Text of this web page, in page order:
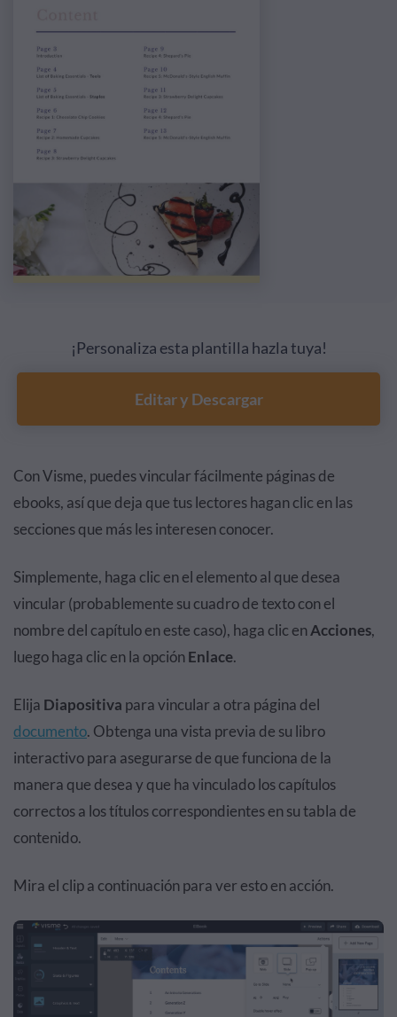
¡Personaliza esta plantilla hazla tuya!
Editar y Descargar
Con Visme, puedes vincular fácilmente páginas de
ebooks, así que deja que tus lectores hagan clic en las
secciones que más les interesen conocer.
Simplemente, haga clic en el elemento al que desea
vincular (probablemente su cuadro de texto con el
nombre del capítulo en este caso), haga clic enAcciones,
luego haga clic en la opciónEnlace.
Elija Diapositiva para vincular a otra página del
documento. Obtenga una vista previa de su libro
interactivo para asegurarse de que funciona de la
manera que desea y que ha vinculado los capítulos
correctos a los títulos correspondientes en su tabla de
contenido.
Mira el clip a continuación para ver esto en acción.